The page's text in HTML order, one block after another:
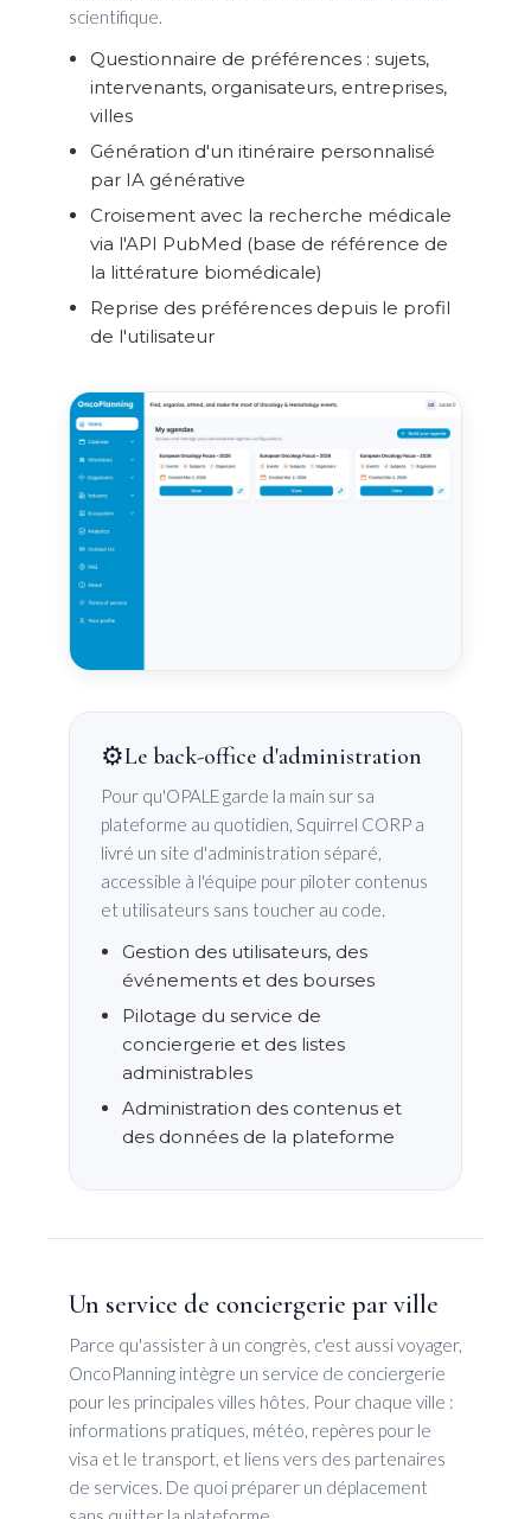
scientifique.
Questionnaire de préférences : sujets,
intervenants, organisateurs, entreprises,
villes
Génération d'un itinéraire personnalisé
par IA générative
Croisement avec la recherche médicale
via l'API PubMed (base de référence de
la littérature biomédicale)
Reprise des préférences depuis le profil
de l'utilisateur
⚙️Le back-office d'administration
Pour qu'OPALE garde la main sur sa
plateforme au quotidien, Squirrel CORP a
livré un site d'administration séparé,
accessible à l'équipe pour piloter contenus
et utilisateurs sans toucher au code.
Gestion des utilisateurs, des
événements et des bourses
Pilotage du service de
conciergerie et des listes
administrables
Administration des contenus et
des données de la plateforme
Un service de conciergerie par ville
Parce qu'assister à un congrès, c'est aussi voyager,
OncoPlanning intègre un service de conciergerie
pour les principales villes hôtes. Pour chaque ville :
informations pratiques, météo, repères pour le
visa et le transport, et liens vers des partenaires
de services. De quoi préparer un déplacement